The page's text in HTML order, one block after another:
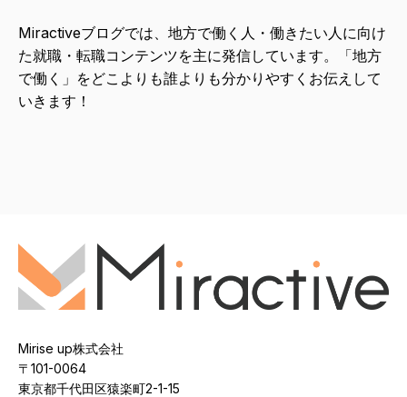
Miractiveブログでは、地方で働く人・働きたい人に向け
た就職・転職コンテンツを主に発信しています。「地方
で働く」をどこよりも誰よりも分かりやすくお伝えして
いきます！
Mirise up株式会社
〒101-0064
東京都千代田区猿楽町2-1-15